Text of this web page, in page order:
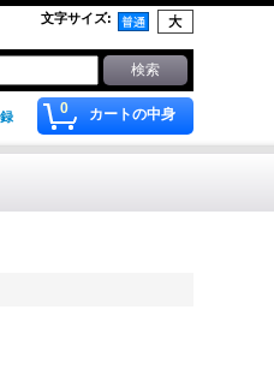
文字サイズ:
0 カートの中身